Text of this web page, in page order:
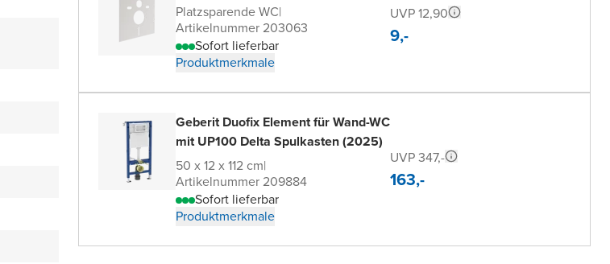
Platzsparende WC|
Artikelnummer 203063
Sofort lieferbar
Produktmerkmale
UVP 12,90
9,-
Geberit Duofix Element für Wand-WC
mit UP100 Delta Spulkasten (2025)
50 x 12 x 112 cm|
Artikelnummer 209884
Sofort lieferbar
Produktmerkmale
UVP 347,-
163,-